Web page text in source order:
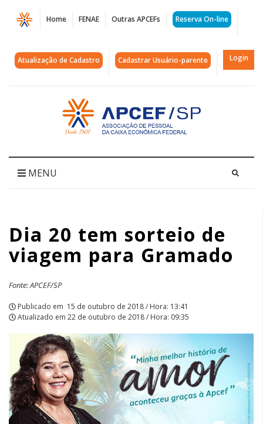
Página
Dia
20
sorteio
para
APCEF/SP
Home FENAE Outras APCEFs Reserva On-line
Atualização de Cadastro Cadastrar Usuário-parente Login
Acessar
página
inicial
MENU
Dia 20 tem sorteio de
viagem para Gramado
Fonte: APCEF/SP
Publicado em 15 de outubro de 2018 / Hora: 13:41
Atualizado em 22 de outubro de 2018 / Hora: 09:35